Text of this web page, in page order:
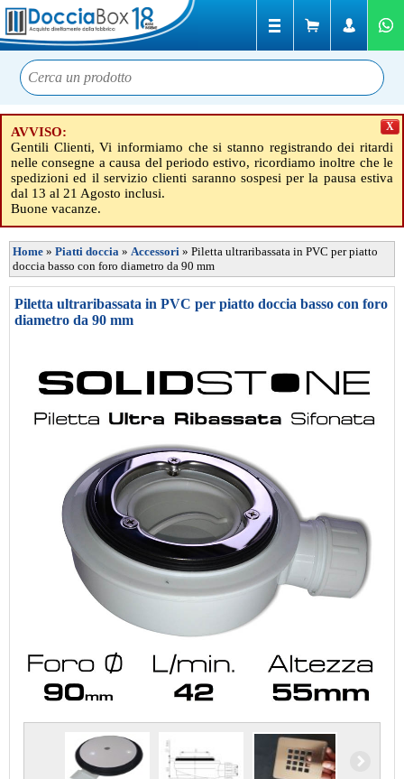
AVVISO:
Gentili Clienti, Vi informiamo che si stanno registrando dei ritardi
nelle consegne a causa del periodo estivo, ricordiamo inoltre che le
spedizioni ed il servizio clienti saranno sospesi per la pausa estiva
dal 13 al 21 Agosto inclusi.
Buone vacanze.
X
Home » Piatti doccia » Accessori » Piletta ultraribassata in PVC per piatto
doccia basso con foro diametro da 90 mm
Piletta ultraribassata in PVC per piatto doccia basso con foro
diametro da 90 mm